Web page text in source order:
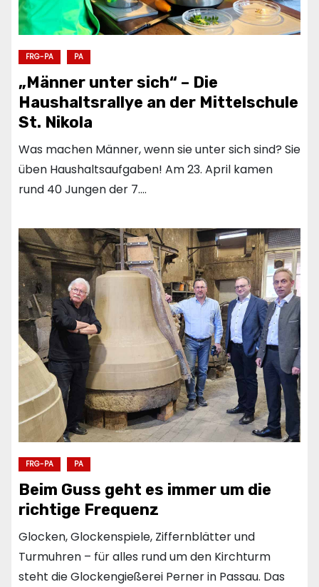
FRG-PA PA
„Männer unter sich“ – Die
Haushaltsrallye an der Mittelschule
St. Nikola
Was machen Männer, wenn sie unter sich sind? Sie
üben Haushaltsaufgaben! Am 23. April kamen
rund 40 Jungen der 7.…
FRG-PA PA
Beim Guss geht es immer um die
richtige Frequenz
Glocken, Glockenspiele, Ziffernblätter und
Turmuhren – für alles rund um den Kirchturm
steht die Glockengießerei Perner in Passau. Das